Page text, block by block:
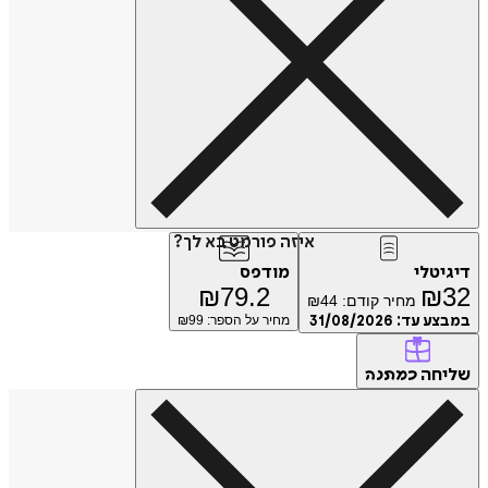
איזה פורמט בא לך?
₪ מחיר קודם: ₪44
עד:31/08/2026
מודפס
₪79.2
מחיר על הספר: ₪99
כמתנה